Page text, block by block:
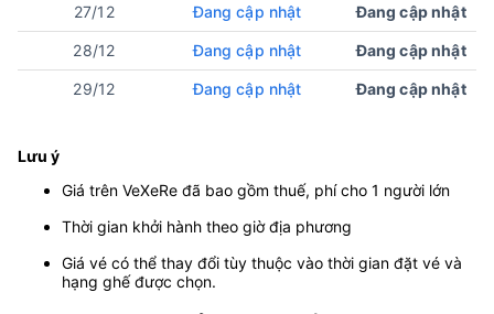
27/12 Đang cập nhật Đang cập nhật
28/12 Đang cập nhật Đang cập nhật
29/12 Đang cập nhật Đang cập nhật
Lưu ý
Giá trên VeXeRe đã bao gồm thuế, phí cho 1 người lớn
Thời gian khởi hành theo giờ địa phương
Giá vé có thể thay đổi tùy thuộc vào thời gian đặt vé và
hạng ghế được chọn.